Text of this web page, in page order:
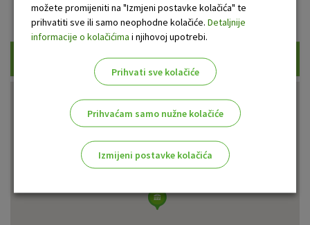
možete promijeniti na "Izmjeni postavke kolačića" te
prihvatiti sve ili samo neophodne kolačiće. Detaljnije
informacije o kolačićima i njihovoj upotrebi.
Prihvati sve kolačiće
Prihvaćam samo nužne kolačiće
Izmijeni postavke kolačića